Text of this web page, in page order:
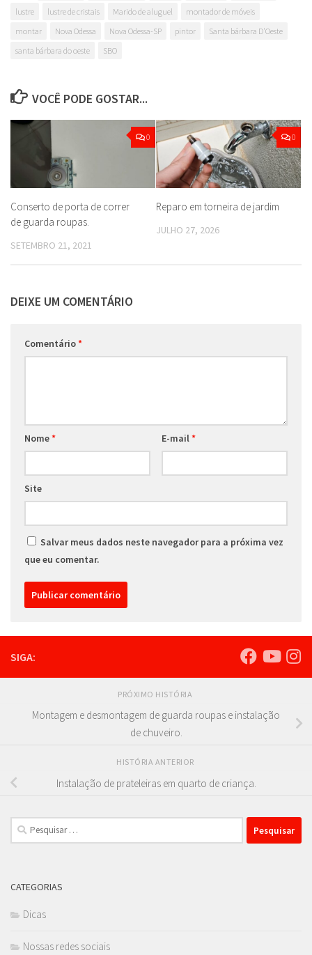
lustre
lustre de cristais Marido de aluguel
montador de móveis
montar
Nova Odessa Nova Odessa-SP pintor
Santa bárbara D'Oeste
santa bárbara do oeste
SBO
VOCÊ PODE GOSTAR...
0
Conserto de porta de correr
de guarda roupas.
SETEMBRO 21, 2021
0
Reparo em torneira de jardim
JULHO 27, 2026
DEIXE UM COMENTÁRIO
Comentário*
Nome* E-mail *
Site
Salvar meus dados neste navegador para a próxima vez
que eu comentar.
SIGA:
PRÓXIMO HISTÓRIA
Montagem e desmontagem de guarda roupas e instalação
de chuveiro.
HISTÓRIA ANTERIOR
Instalação de prateleiras em quarto de criança.
Pesquisar
por:
CATEGORIAS
Dicas
Nossas redes sociais